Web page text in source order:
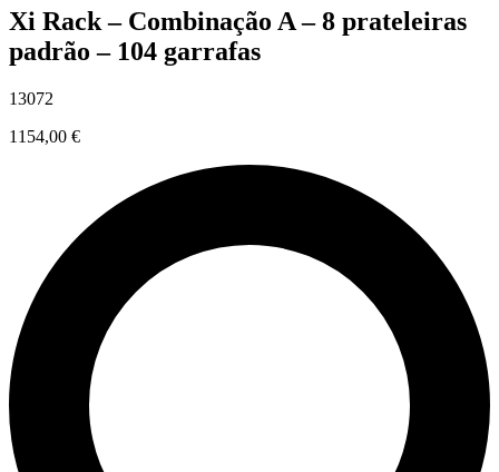
Xi Rack – Combinação A – 8 prateleiras
padrão – 104 garrafas
13072
1154,00 €